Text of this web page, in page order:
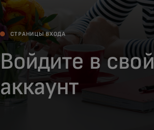
СТРАНИЦЫ ВХОДА
Войдите в свой
аккаунт